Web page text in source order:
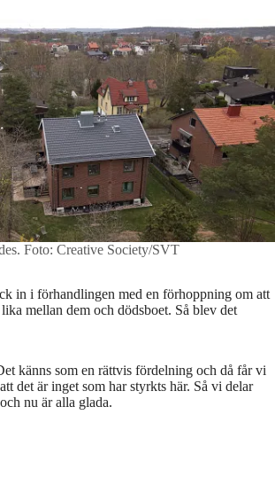
Foto: Creative Society/SVT
in i förhandlingen med en förhoppning om att
mellan dem och dödsboet. Så blev det
känns som en rättvis fördelning och då får vi
det är inget som har styrkts här. Så vi delar
nu är alla glada.